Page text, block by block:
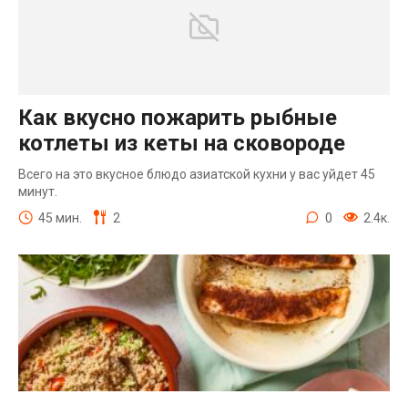
Как вкусно пожарить рыбные
котлеты из кеты на сковороде
Всего на это вкусное блюдо азиатской кухни у вас уйдет 45
минут.
45 мин.
2 0 2.4к.